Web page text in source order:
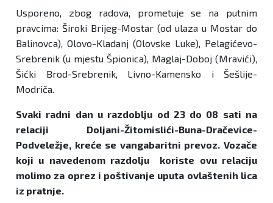
Usporeno, zbog radova, prometuje se na putnim
pravcima: Široki Brijeg-Mostar (od ulaza u Mostar do
Balinovca), Olovo-Kladanj (Olovske Luke), Pelagićevo-
Srebrenik (u mjestu Špionica), Maglaj-Doboj (Mravići),
Šićki Brod-Srebrenik, Livno-Kamensko i Šešlije-
Modriča.
Svaki radni dan u razdoblju od 23 do 08 sati na
relaciji Doljani-Žitomislići-Buna-Dračevice-
Podveležje, kreće se vangabaritni prevoz. Vozače
koji u navedenom razdolju koriste ovu relaciju
molimo za oprez i poštivanje uputa ovlaštenih lica
iz pratnje.